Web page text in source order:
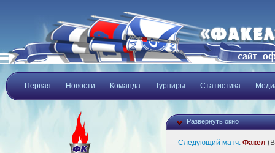
Первая Новости Команда Турниры Статистика
Развернуть окно
Следующий матч: Факел